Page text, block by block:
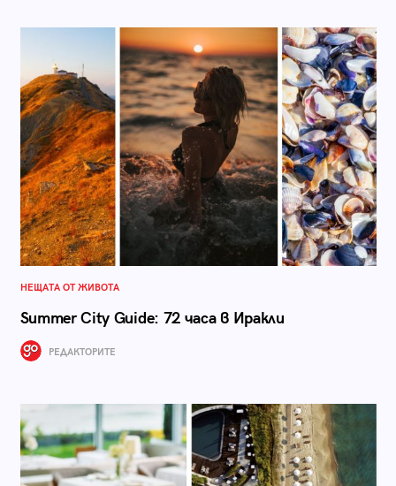
НЕЩАТА ОТ ЖИВОТА
Summer City Guide: 72 часа в Иракли
РЕДАКТОРИТЕ